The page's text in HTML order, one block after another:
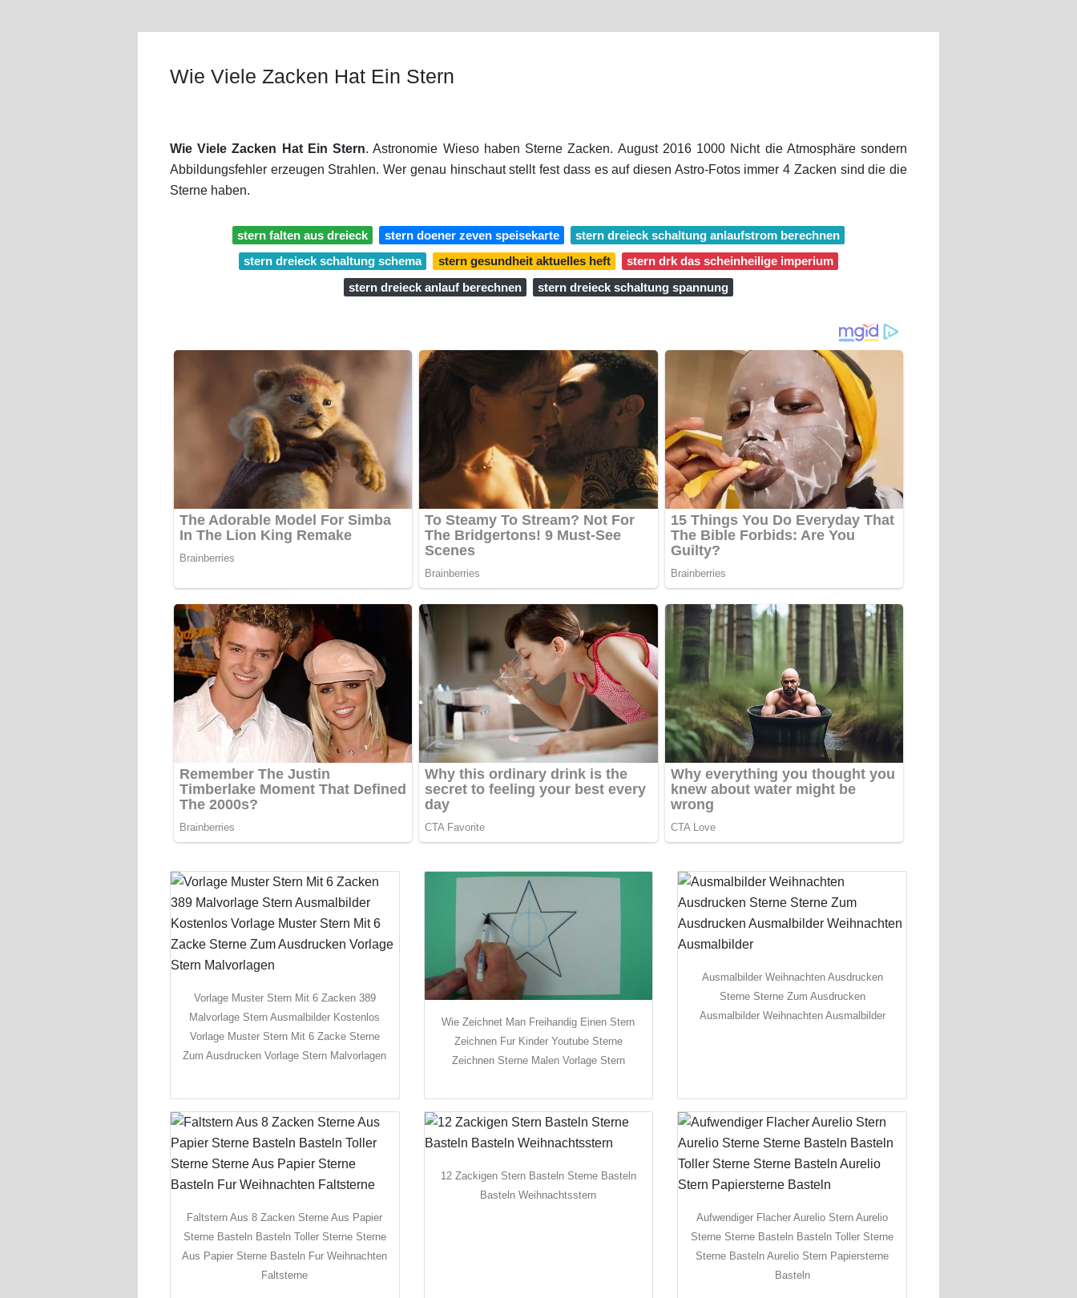
Wie Viele Zacken Hat Ein Stern
Wie Viele Zacken Hat Ein Stern. Astronomie Wieso haben Sterne Zacken. August 2016 1000 Nicht die Atmosphäre sondern
Abbildungsfehler erzeugen Strahlen. Wer genau hinschaut stellt fest dass es auf diesen Astro-Fotos immer 4 Zacken sind die die
Sterne haben.
stern falten aus dreieck stern doener zeven speisekarte
stern dreieck schaltung anlaufstrom berechnen
stern dreieck schaltung schema
stern gesundheit aktuelles heft
stern drk das scheinheilige imperium
stern dreieck anlauf berechnen
stern dreieck schaltung spannung
Vorlage Muster Stern Mit 6 Zacken 389
Malvorlage Stern Ausmalbilder Kostenlos
Vorlage Muster Stern Mit 6 Zacke Sterne
Zum Ausdrucken Vorlage Stern Malvorlagen
Wie Zeichnet Man Freihandig Einen Stern
Zeichnen Fur Kinder Youtube Sterne
Zeichnen Sterne Malen Vorlage Stern
Ausmalbilder Weihnachten Ausdrucken
Sterne Sterne Zum Ausdrucken
Ausmalbilder Weihnachten Ausmalbilder
Faltstern Aus 8 Zacken Sterne Aus Papier
Sterne Basteln Basteln Toller Sterne Sterne
Aus Papier Sterne Basteln Fur Weihnachten
Faltsterne
12 Zackigen Stern Basteln Sterne Basteln
Basteln Weihnachtsstern
Aufwendiger Flacher Aurelio Stern Aurelio
Sterne Sterne Basteln Basteln Toller Sterne
Sterne Basteln Aurelio Stern Papiersterne
Basteln